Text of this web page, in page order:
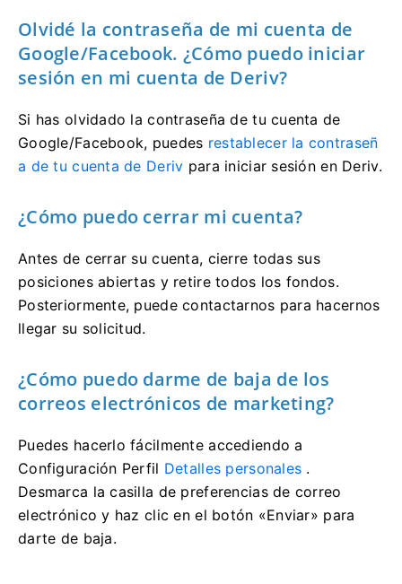
Olvidé la contraseña de mi cuenta de
Google/Facebook. ¿Cómo puedo iniciar
sesión en mi cuenta de Deriv?
Si has olvidado la contraseña de tu cuenta de
Google/Facebook, puedes restablecer la contraseñ
a de tu cuenta de Deriv para iniciar sesión en Deriv.
¿Cómo puedo cerrar mi cuenta?
Antes de cerrar su cuenta, cierre todas sus
posiciones abiertas y retire todos los fondos.
Posteriormente, puede contactarnos para hacernos
llegar su solicitud.
¿Cómo puedo darme de baja de los
correos electrónicos de marketing?
Puedes hacerlo fácilmente accediendo a
Configuración Perfil Detalles personales .
Desmarca la casilla de preferencias de correo
electrónico y haz clic en el botón «Enviar» para
darte de baja.